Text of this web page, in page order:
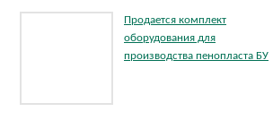
Продается комплект
оборудования для
производства пенопласта БУ